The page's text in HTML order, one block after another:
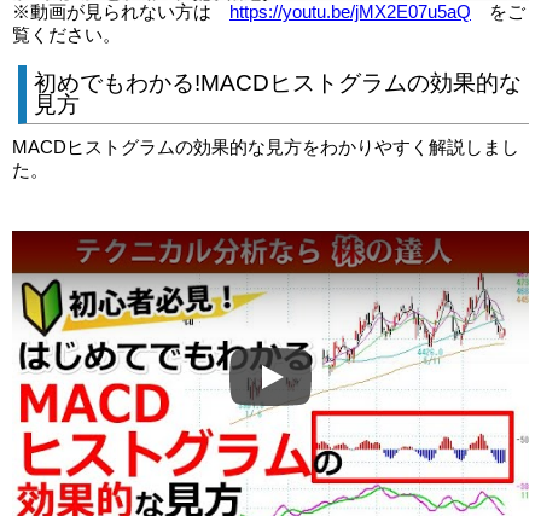
※動画が見られない方は https://youtu.be/jMX2E07u5aQ をご
覧ください。
初めでもわかる!MACDヒストグラムの効果的な
見方
MACDヒストグラムの効果的な見方をわかりやすく解説しまし
た。
Play